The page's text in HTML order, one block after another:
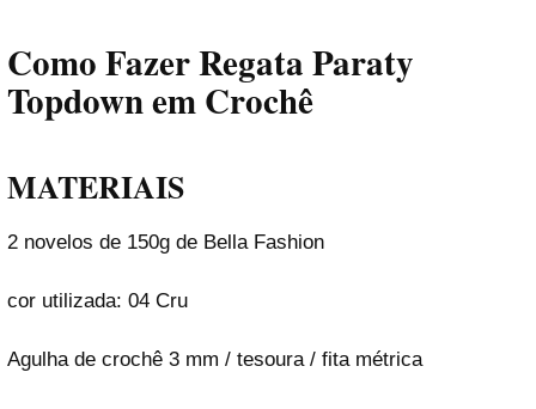
Como Fazer Regata Paraty
Topdown em Crochê
MATERIAIS
2 novelos de 150g de Bella Fashion
cor utilizada: 04 Cru
Agulha de crochê 3 mm / tesoura / fita métrica